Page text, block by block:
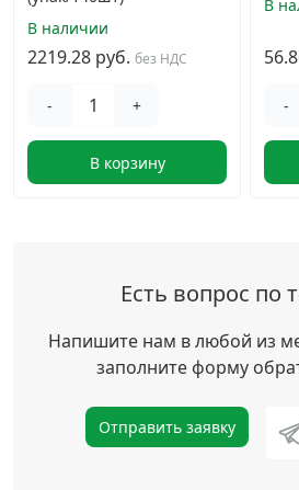
В наличии
2219.28 руб. без НДС
- +
В корзину
В
-
Есть вопрос по
Напишите нам в любой из
заполните форму
Отправить заявку